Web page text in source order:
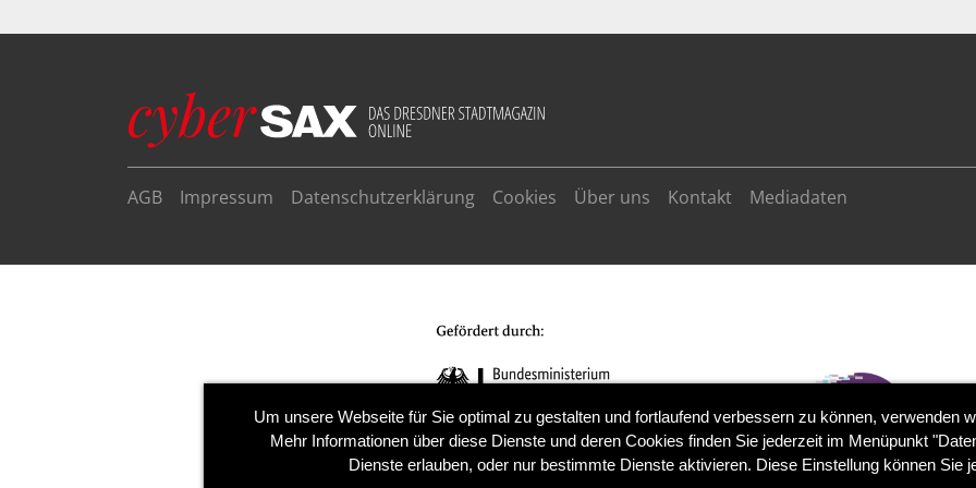
AGB Impressum Datenschutzerklärung Cookies Über uns Kontakt Mediadaten
Um unsere Webseite für Sie optimal zu gestalten und fortlaufend verbessern zu können, verwenden
Mehr Informationen über diese Dienste und deren Cookies finden Sie jederzeit im Menüpunkt
Dienste erlauben, oder nur bestimmte Dienste aktivieren. Diese Einstellung können Sie